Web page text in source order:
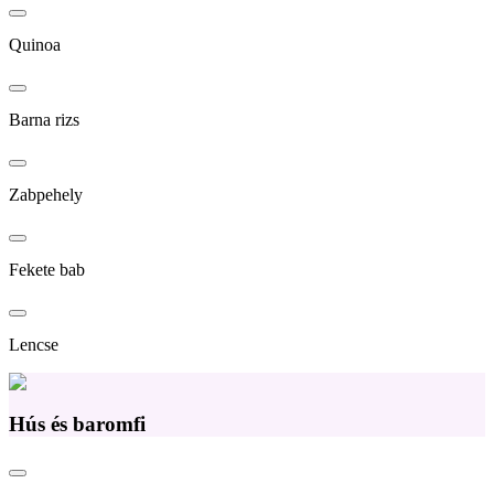
Quinoa
Barna rizs
Zabpehely
Fekete bab
Lencse
Hús és baromfi